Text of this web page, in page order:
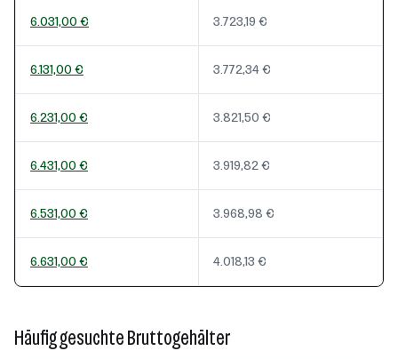
6.031,00 € 3.723,19 €
6.131,00 € 3.772,34 €
6.231,00 € 3.821,50 €
6.431,00 € 3.919,82 €
6.531,00 € 3.968,98 €
6.631,00 € 4.018,13 €
Häufig gesuchte Bruttogehälter